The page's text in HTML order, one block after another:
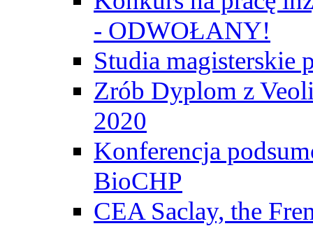
- ODWOŁANY!
Studia magisterskie
Zrób Dyplom z
2020
Konferencja
BioCHP
CEA Saclay, the